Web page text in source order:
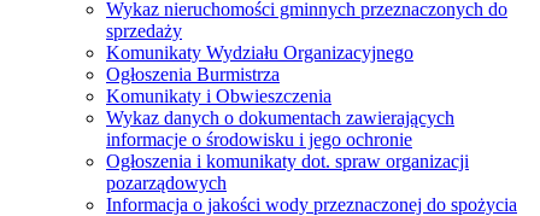
Wykaz nieruchomości gminnych przeznaczonych do
sprzedaży
Komunikaty Wydziału Organizacyjnego
Ogłoszenia Burmistrza
Komunikaty i Obwieszczenia
Wykaz danych o dokumentach zawierających
informacje o środowisku i jego ochronie
Ogłoszenia i komunikaty dot. spraw organizacji
pozarządowych
Informacja o jakości wody przeznaczonej do spożycia